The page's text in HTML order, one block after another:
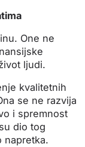
One ne
ljudi.
kvalitetnih
se ne razvija
i spremnost
dio tog
napretka.